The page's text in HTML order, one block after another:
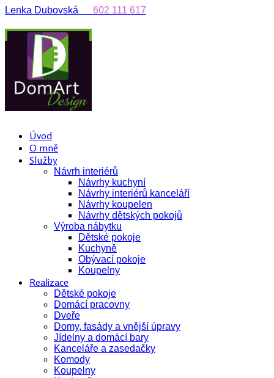
Lenka Dubovská 602 111 617
Úvod
O mně
Služby
Návrh interiérů
Návrhy kuchyní
Návrhy interiérů kanceláří
Návrhy koupelen
Návrhy dětských pokojů
Výroba nábytku
Dětské pokoje
Kuchyně
Obývací pokoje
Koupelny
Realizace
Dětské pokoje
Domácí pracovny
Dveře
Domy, fasády a vnější úpravy
Jídelny a domácí bary
Kanceláře a zasedačky
Komody
Koupelny